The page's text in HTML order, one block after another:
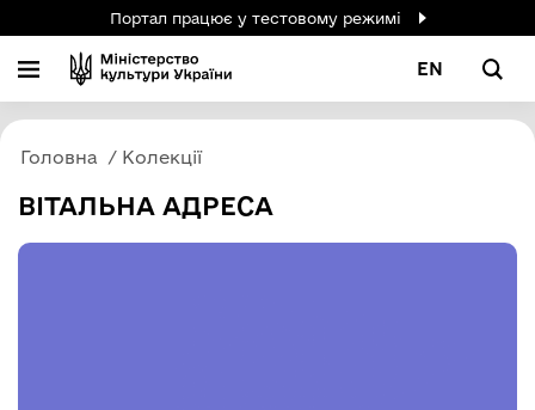
Портал працює у тестовому режимі
EN
Головна Колекції
ВІТАЛЬНА АДРЕСА